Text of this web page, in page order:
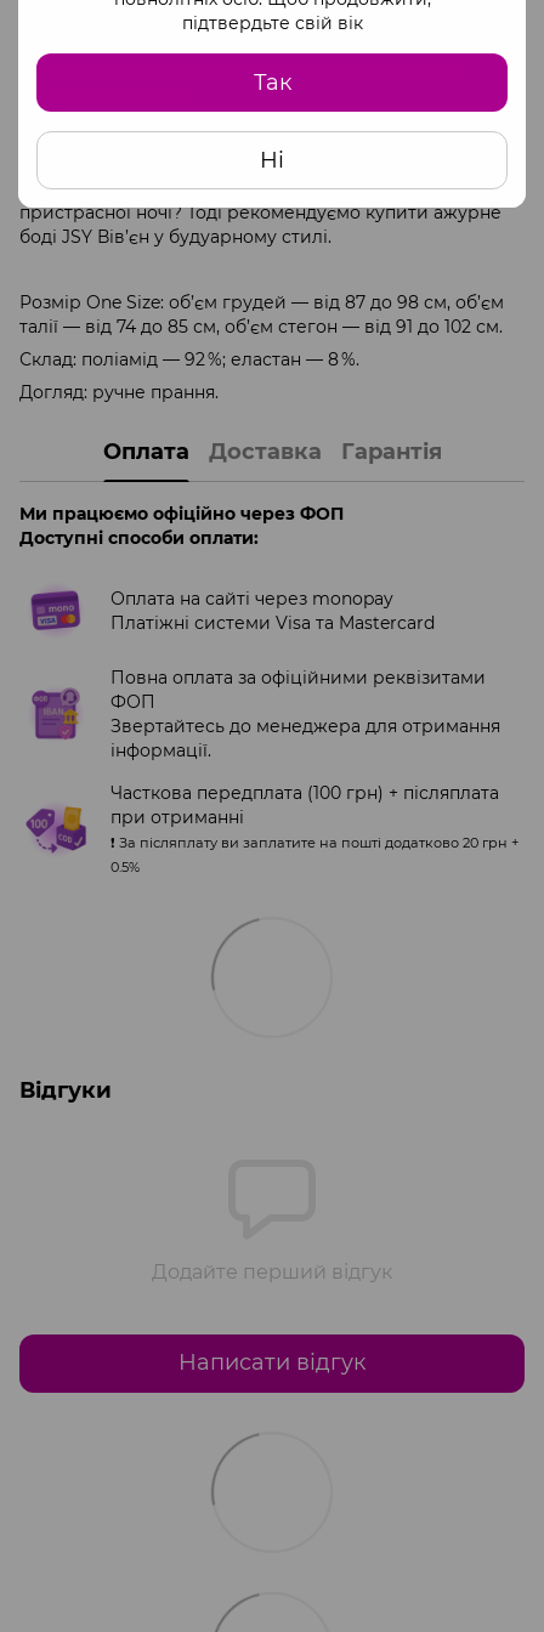
підтвердьте свій вік
Так
Ні
гарний ліф формує глибоке декольте;
атласні стрічки, що перетинаються, візуально
регульовані бретелі забезпечують ідеальну посадку
та підкреслюють витонченість рук та плечей.
Шукаєте ідеальну білизну для побачення та
пристрасної ночі? Тоді рекомендуємо купити ажурне
боді JSY Вів’єн у будуарному стилі.
Розмір One Size: об’єм грудей — від 87 до 98 см, об’єм
талії — від 74 до 85 см, об’єм стегон — від 91 до 102 см.
Склад: поліамід — 92 %; еластан — 8 %.
Догляд: ручне прання.
Оплата Доставка Гарантія
Ми працюємо офіційно через ФОП
Доступні способи оплати:
Оплата на сайті через monopay
Платіжні системи Visa та Mastercard
Повна оплата за офіційними реквізитами
ФОП
Звертайтесь до менеджера для отримання
інформації.
Часткова передплата (100 грн) + післяплата
при отриманні
❗️ За післяплату ви заплатите на пошті додатково 20 грн +
0.5%
Відгуки
Додайте перший відгук
Написати відгук